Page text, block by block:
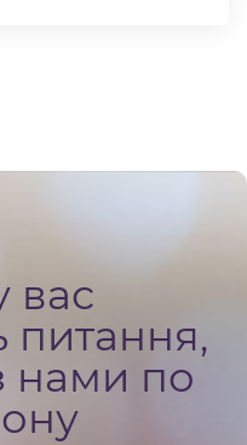
вас
питання,
нами по